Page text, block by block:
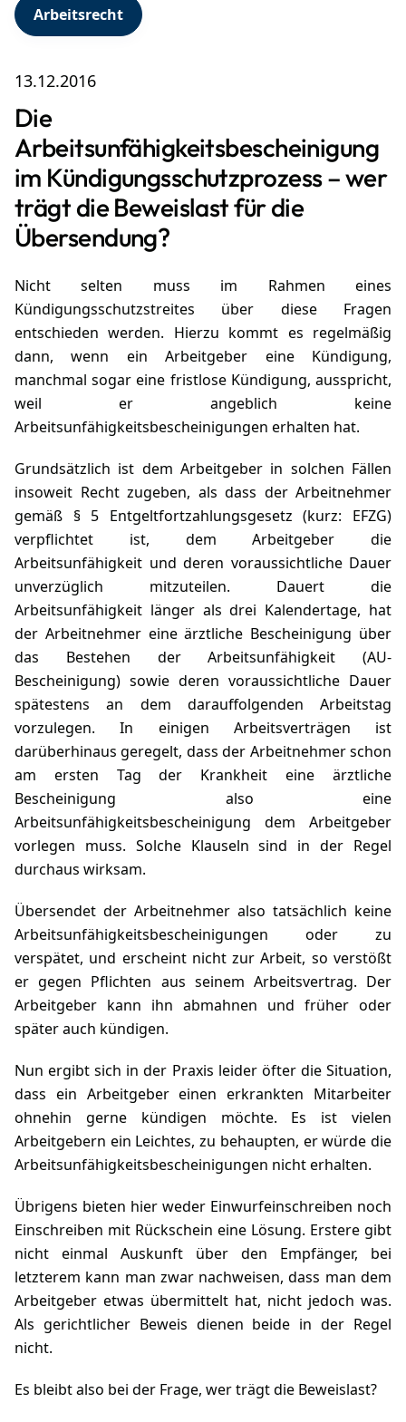
Arbeitsrecht
13.12.2016
Die
Arbeitsunfähigkeitsbescheinigung
im Kündigungsschutzprozess – wer
trägt die Beweislast für die
Übersendung?
Nicht selten muss im Rahmen eines
Kündigungsschutzstreites über diese Fragen
entschieden werden. Hierzu kommt es regelmäßig
dann, wenn ein Arbeitgeber eine Kündigung,
manchmal sogar eine fristlose Kündigung, ausspricht,
weil er angeblich keine
Arbeitsunfähigkeitsbescheinigungen erhalten hat.
Grundsätzlich ist dem Arbeitgeber in solchen Fällen
insoweit Recht zugeben, als dass der Arbeitnehmer
gemäß § 5 Entgeltfortzahlungsgesetz (kurz: EFZG)
verpflichtet ist, dem Arbeitgeber die
Arbeitsunfähigkeit und deren voraussichtliche Dauer
unverzüglich mitzuteilen. Dauert die
Arbeitsunfähigkeit länger als drei Kalendertage, hat
der Arbeitnehmer eine ärztliche Bescheinigung über
das Bestehen der Arbeitsunfähigkeit (AU-
Bescheinigung) sowie deren voraussichtliche Dauer
spätestens an dem darauffolgenden Arbeitstag
vorzulegen. In einigen Arbeitsverträgen ist
darüberhinaus geregelt, dass der Arbeitnehmer schon
am ersten Tag der Krankheit eine ärztliche
Bescheinigung also eine
Arbeitsunfähigkeitsbescheinigung dem Arbeitgeber
vorlegen muss. Solche Klauseln sind in der Regel
durchaus wirksam.
Übersendet der Arbeitnehmer also tatsächlich keine
Arbeitsunfähigkeitsbescheinigungen oder zu
verspätet, und erscheint nicht zur Arbeit, so verstößt
er gegen Pflichten aus seinem Arbeitsvertrag. Der
Arbeitgeber kann ihn abmahnen und früher oder
später auch kündigen.
Nun ergibt sich in der Praxis leider öfter die Situation,
dass ein Arbeitgeber einen erkrankten Mitarbeiter
ohnehin gerne kündigen möchte. Es ist vielen
Arbeitgebern ein Leichtes, zu behaupten, er würde die
Arbeitsunfähigkeitsbescheinigungen nicht erhalten.
Übrigens bieten hier weder Einwurfeinschreiben noch
Einschreiben mit Rückschein eine Lösung. Erstere gibt
nicht einmal Auskunft über den Empfänger, bei
letzterem kann man zwar nachweisen, dass man dem
Arbeitgeber etwas übermittelt hat, nicht jedoch was.
Als gerichtlicher Beweis dienen beide in der Regel
nicht.
Es bleibt also bei der Frage, wer trägt die Beweislast?